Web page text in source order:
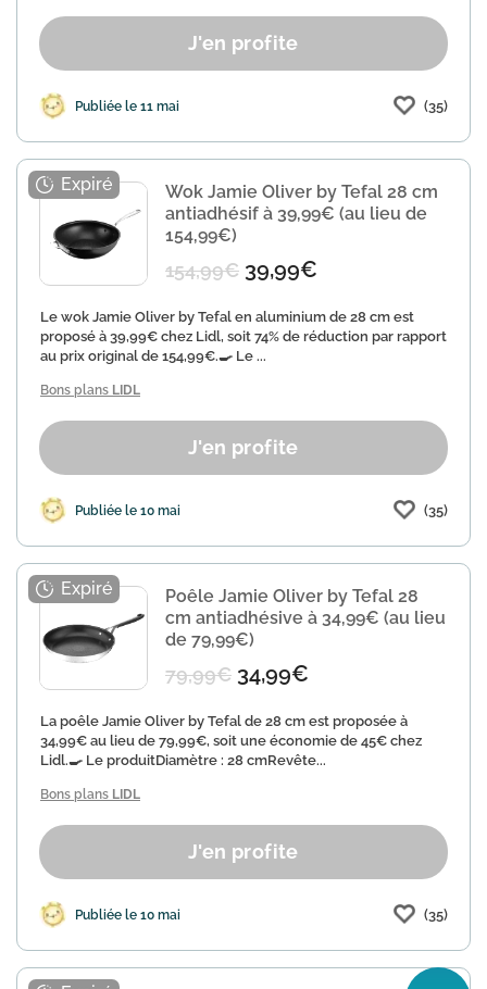
J'en profite
Publiée le 11 mai (35)
Wok Jamie Oliver by Tefal 28 cm
antiadhésif à 39,99€ (au lieu de
154,99€)
154,99€ 39,99€
Le wok Jamie Oliver by Tefal en aluminium de 28 cm est
proposé à 39,99€ chez Lidl, soit 74% de réduction par rapport
au prix original de 154,99€.🍳 Le ...
Bons plans LIDL
J'en profite
Publiée le 10 mai (35)
Poêle Jamie Oliver by Tefal 28
cm antiadhésive à 34,99€ (au lieu
de 79,99€)
79,99€ 34,99€
La poêle Jamie Oliver by Tefal de 28 cm est proposée à
34,99€ au lieu de 79,99€, soit une économie de 45€ chez
Lidl.🍳 Le produitDiamètre : 28 cmRevête...
Bons plans LIDL
J'en profite
Publiée le 10 mai (35)